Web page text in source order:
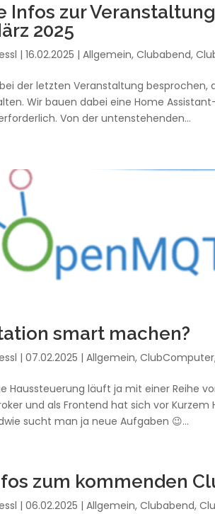
Infos zur
2025
|16.02.2025 |Allgemein,Clubabend,
der letzten Veranstaltung besprochen,
Wir bauen dabei eine Home
Von der untenstehenden...
smart machen?
|07.02.2025 |Allgemein,ClubComputer
Haussteuerung läuft ja mit einer Reihe
und als Frontend hat sich vor
sucht man ja neue Aufgaben 😉...
zum kommenden
|06.02.2025 |Allgemein,Clubabend,